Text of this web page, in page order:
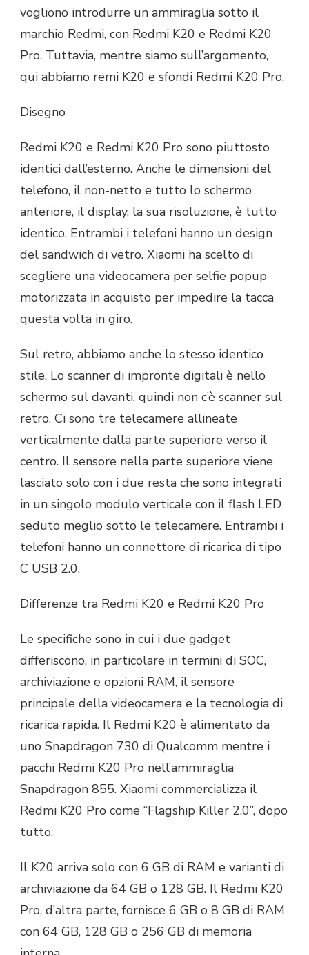
vogliono introdurre un ammiraglia sotto il
marchio Redmi, con Redmi K20 e Redmi K20
Pro. Tuttavia, mentre siamo sull’argomento,
qui abbiamo remi K20 e sfondi Redmi K20 Pro.
Disegno
Redmi K20 e Redmi K20 Pro sono piuttosto
identici dall’esterno. Anche le dimensioni del
telefono, il non-netto e tutto lo schermo
anteriore, il display, la sua risoluzione, è tutto
identico. Entrambi i telefoni hanno un design
del sandwich di vetro. Xiaomi ha scelto di
scegliere una videocamera per selfie popup
motorizzata in acquisto per impedire la tacca
questa volta in giro.
Sul retro, abbiamo anche lo stesso identico
stile. Lo scanner di impronte digitali è nello
schermo sul davanti, quindi non c’è scanner sul
retro. Ci sono tre telecamere allineate
verticalmente dalla parte superiore verso il
centro. Il sensore nella parte superiore viene
lasciato solo con i due resta che sono integrati
in un singolo modulo verticale con il flash LED
seduto meglio sotto le telecamere. Entrambi i
telefoni hanno un connettore di ricarica di tipo
C USB 2.0.
Differenze tra Redmi K20 e Redmi K20 Pro
Le specifiche sono in cui i due gadget
differiscono, in particolare in termini di SOC,
archiviazione e opzioni RAM, il sensore
principale della videocamera e la tecnologia di
ricarica rapida. Il Redmi K20 è alimentato da
uno Snapdragon 730 di Qualcomm mentre i
pacchi Redmi K20 Pro nell’ammiraglia
Snapdragon 855. Xiaomi commercializza il
Redmi K20 Pro come “Flagship Killer 2.0”, dopo
tutto.
Il K20 arriva solo con 6 GB di RAM e varianti di
archiviazione da 64 GB o 128 GB. Il Redmi K20
Pro, d’altra parte, fornisce 6 GB o 8 GB di RAM
con 64 GB, 128 GB o 256 GB di memoria